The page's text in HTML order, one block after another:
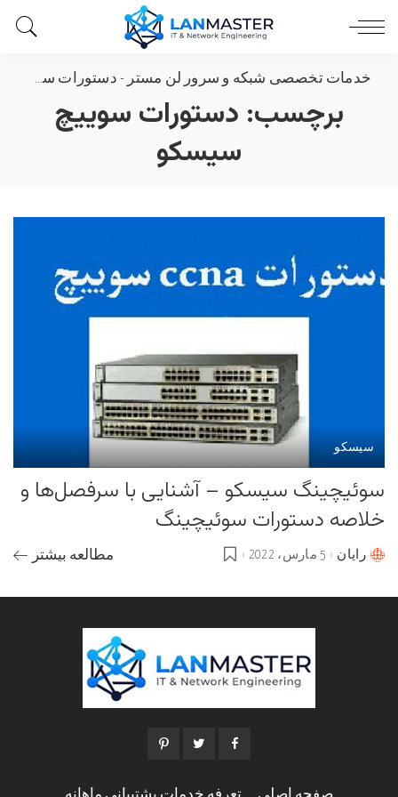
خدمات تخصصی شبکه و سرور لن مستر - دستورات سوییچ سیسکو
برچسب: دستورات سوییچ
سیسکو
سیسکو
سوئیچینگ سیسکو – آشنایی با سرفصل‌ها و
خلاصه دستورات سوئیچینگ
Postedرایان 5 مارس، 2022 مطالعه بیشتر